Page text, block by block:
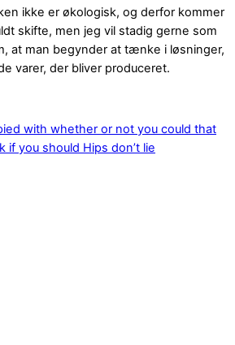
ikke er økologisk, og derfor kommer
skifte, men jeg vil stadig gerne som
at man begynder at tænke i løsninger,
varer, der bliver produceret.
with whether or not you could that
if you should Hips don’t lie